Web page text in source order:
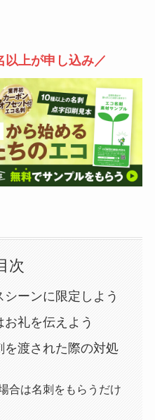
以上が申し込み／
次
ーンに限定しよう
礼を伝えよう
を渡された際の対処
合は名刺をもらうだけ